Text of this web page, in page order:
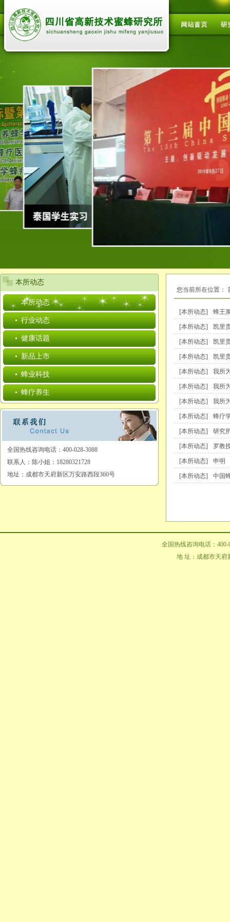
本所动态
本所动态
行业动态
健康话题
新品上市
蜂业科技
蜂疗养生
全国热线咨询电话：400-028-3088
联系人：陈小姐：18280321728
地址：成都市天府新区万安路西段360号
您当前所在位置：
[本所动态] 蜂王
[本所动态] 凯里
[本所动态] 凯里
[本所动态] 凯里
[本所动态] 我所
[本所动态] 我所
[本所动态] 我所
[本所动态] 蜂疗
[本所动态] 研究
[本所动态] 罗教
[本所动态] 申明
[本所动态] 中国
全国热线咨询电话：
地 址：成都市天府